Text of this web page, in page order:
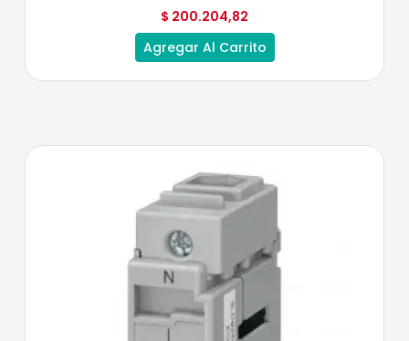
$ 200.204,82
Agregar Al Carrito